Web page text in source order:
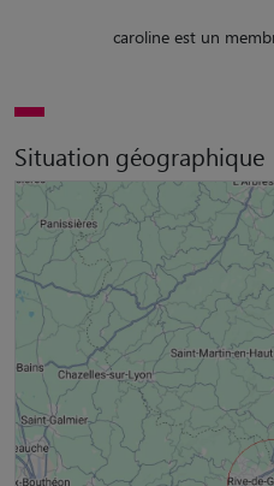
caroline est un
Situation géographique